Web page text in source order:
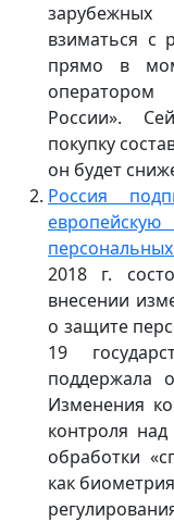
взиматься с
прямо в
России».
покупку
он будет
Россия
2018 г.
внесении
о защите
19
поддержала
Изменения
контроля
обработки
как